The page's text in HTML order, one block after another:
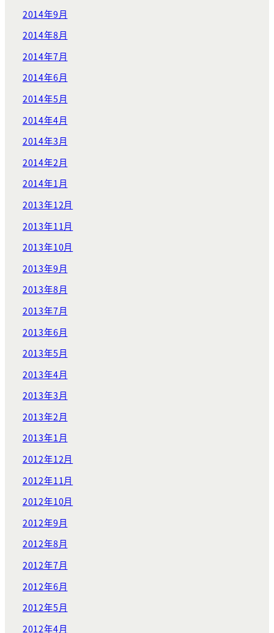
2014年9月
2014年8月
2014年7月
2014年6月
2014年5月
2014年4月
2014年3月
2014年2月
2014年1月
2013年12月
2013年11月
2013年10月
2013年9月
2013年8月
2013年7月
2013年6月
2013年5月
2013年4月
2013年3月
2013年2月
2013年1月
2012年12月
2012年11月
2012年10月
2012年9月
2012年8月
2012年7月
2012年6月
2012年5月
2012年4月